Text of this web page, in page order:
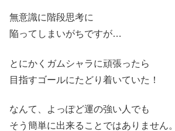
無意識に階段思考に
陥ってしまいがちですが…
とにかくガムシャラに頑張ったら
目指すゴールにたどり着いていた！
なんて、よっぽど運の強い人でも
そう簡単に出来ることではありません。